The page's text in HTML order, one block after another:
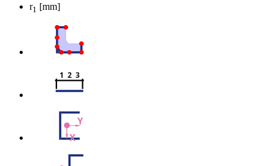
r1 [mm]
1  2  3
Y
X